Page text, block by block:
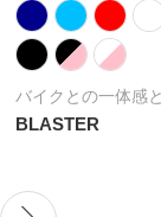
バイクとの一体感
BLASTER